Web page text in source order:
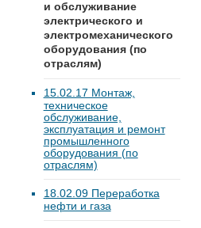
и обслуживание
электрического и
электромеханического
оборудования (по
отраслям)
15.02.17 Монтаж,
техническое
обслуживание,
эксплуатация и ремонт
промышленного
оборудования (по
отраслям)
18.02.09 Переработка
нефти и газа